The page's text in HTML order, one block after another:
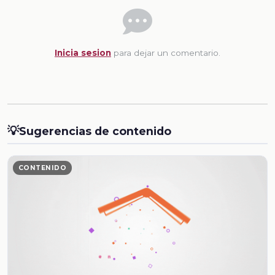
Inicia sesion para dejar un comentario.
💡Sugerencias de contenido
CONTENIDO